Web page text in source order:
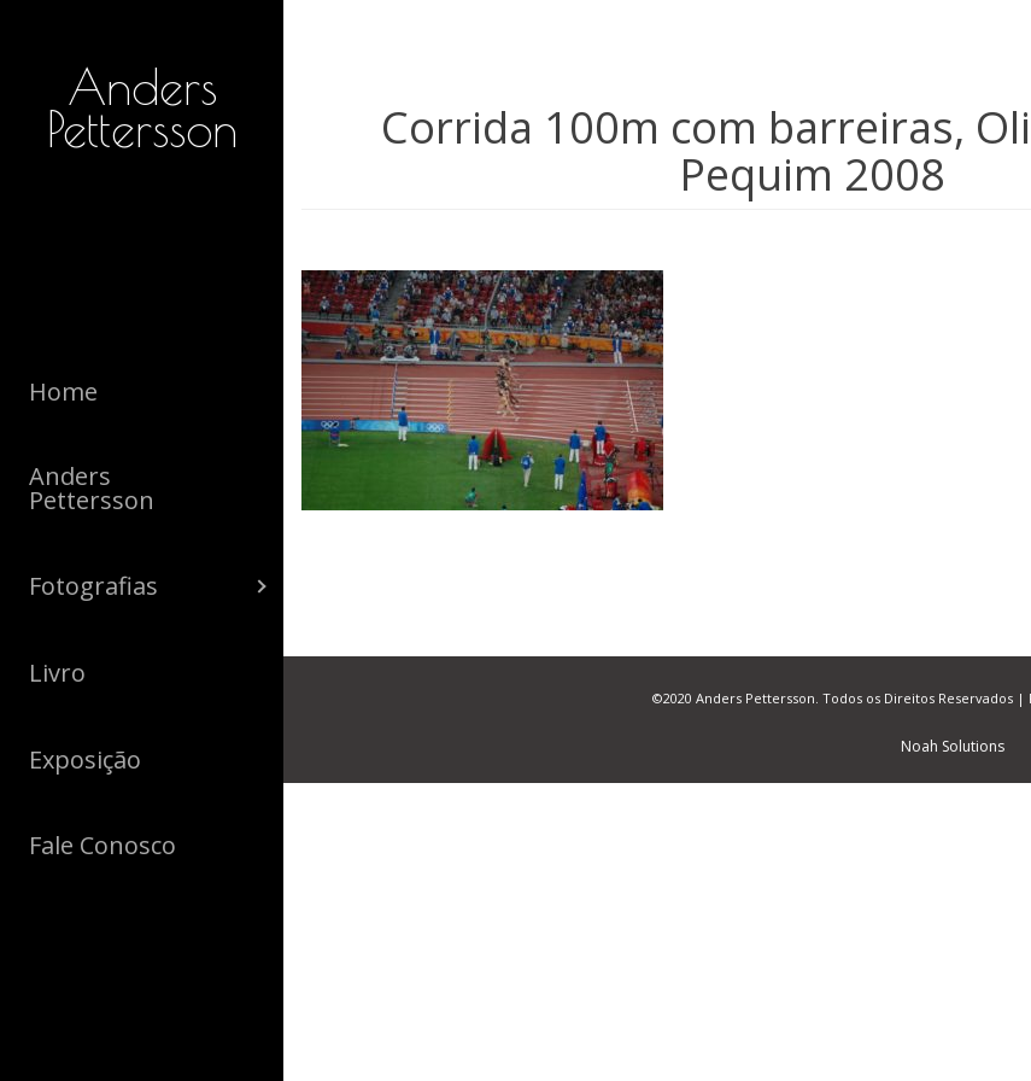
Anders
Pettersson
Home
Anders
Pettersson
Fotografias
Livro
Exposição
Fale Conosco
Corrida 100m com barreiras,
Pequim 2008
©2020 Anders Pettersson. Todos os Direitos Reservados |
Noah Solutions